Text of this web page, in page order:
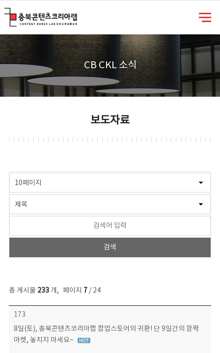
CB CKL 소식
보도자료
총 게시물 233개, 페이지 7 / 24
보도자료 목록 - 번호, 제목, 작성자, 파일, 조회수, 작성일 정보 제공
173
8일(토), 충북콘텐츠코리아랩 팝업스토어의 귀환! 단 9일간의 깜짝
마켓, 놓치지 마세요~